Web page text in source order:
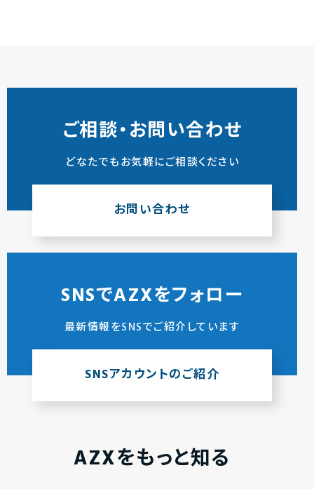
ご相談・お問い合わせ
どなたでもお気軽にご相談ください
お問い合わせ
SNSでAZXをフォロー
最新情報をSNSでご紹介しています
SNSアカウントのご紹介
AZXをもっと知る